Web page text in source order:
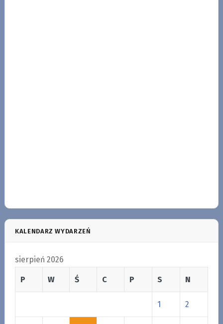
KALENDARZ WYDARZEŃ
sierpień 2026
P W Ś C P S N
1 2